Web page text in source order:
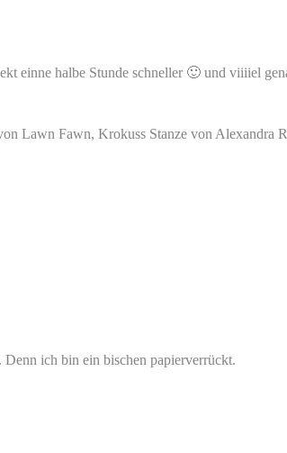
einne halbe Stunde schneller 🙂 und viiiiel
Lawn Fawn, Krokuss Stanze von Alexandra
ich bin ein bischen papierverrückt.